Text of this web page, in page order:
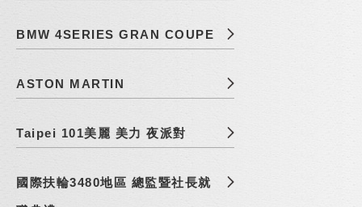
BMW 4SERIES GRAN COUPE
ASTON MARTIN
Taipei 101美麗 美力 夜派對
國際扶輪3480地區 總監暨社長就